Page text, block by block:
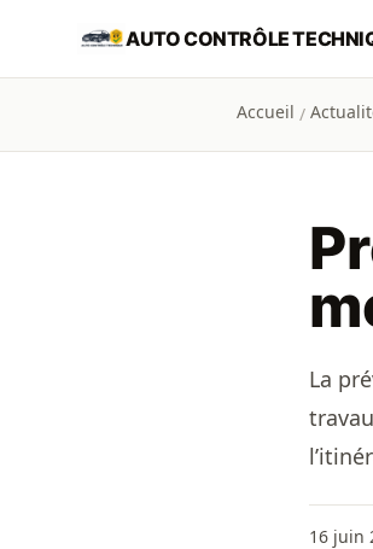
Aller au contenu principal
AUTO CONTRÔLE
Accueil /
La
16 juin